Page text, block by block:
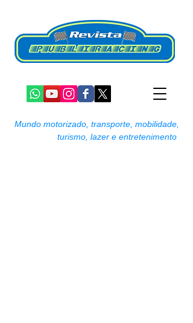
Mundo motorizado, transporte, mobilidade,
turismo, lazer e entretenimento